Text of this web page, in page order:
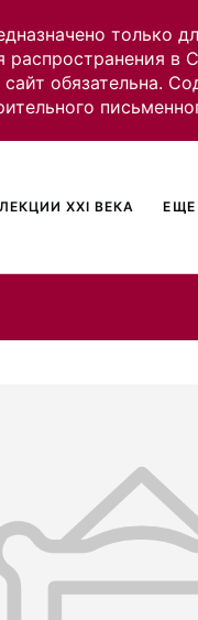
только
распространения в
обязательна.
XXI ВЕКА ЕЩЕ